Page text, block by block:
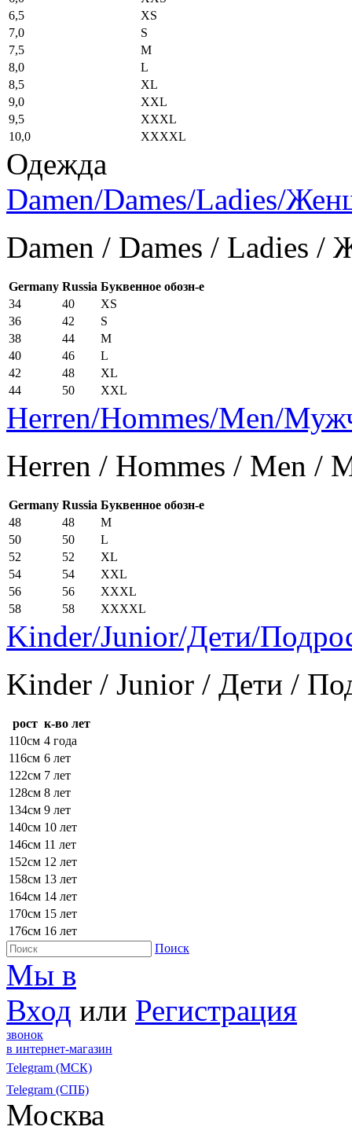
6,5
XS
7,0
S
7,5
M
8,0
L
8,5
XL
9,0
XXL
9,5
XXXL
10,0
XXXXL
Одежда
Damen/Dames/Ladies/
Damen / Dames / Ladies
Germany Russia Буквенное обозн-е
34
40
XS
36
42
S
38
44
M
40
46
L
42
48
XL
44
50 XXL
Herren/Hommes/Men/
Herren / Hommes / Men /
Germany Russia Буквенное обозн-е
48
48
M
50
50
L
52
52
XL
54
54
XXL
56
56
XXXL
58
58 XXXXL
Kinder/Junior/Дети/
Kinder / Junior / Дети /
рост к-во лет
110см 4 года
116см 6 лет
122см 7 лет
128см 8 лет
134см 9 лет
140см 10 лет
146см 11 лет
152см 12 лет
158см 13 лет
164см 14 лет
170см 15 лет
176см 16 лет
Поиск
Мы в
Вход или Регистрация
звонок
в интернет-магазин
Telegram (МСК)
Telegram (СПБ)
Москва